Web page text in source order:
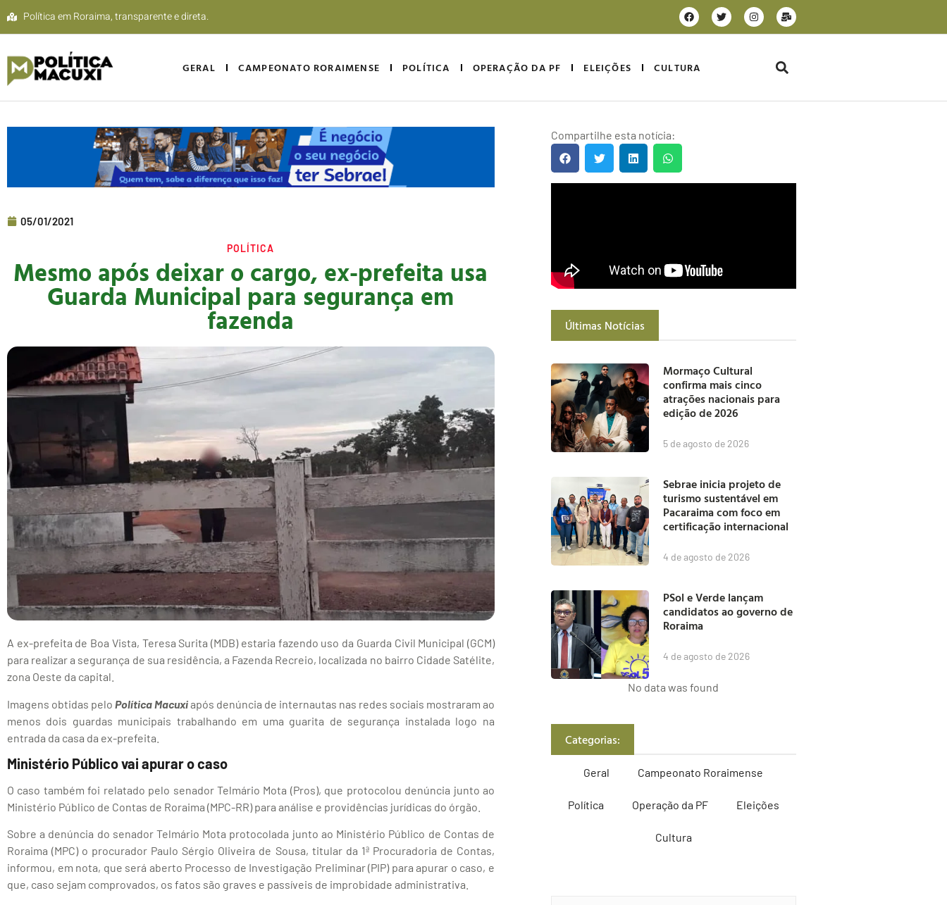
Política em Roraima, transparente e direta.
GERAL CAMPEONATO RORAIMENSE POLÍTICA OPERAÇÃO DA PF ELEIÇÕES CULTURA
05/01/2021
POLÍTICA
Mesmo após deixar o cargo, ex-prefeita usa
Guarda Municipal para segurança em
fazenda
A ex-prefeita de Boa Vista, Teresa Surita (MDB) estaria fazendo uso da Guarda Civil Municipal (GCM)
para realizar a segurança de sua residência, a Fazenda Recreio, localizada no bairro Cidade Satélite,
zona Oeste da capital.
Imagens obtidas pelo Política Macuxiapós denúncia de internautas nas redes sociais mostraram ao
menos dois guardas municipais trabalhando em uma guarita de segurança instalada logo na
entrada da casa da ex-prefeita.
Ministério Público vai apurar o caso
O caso também foi relatado pelo senador Telmário Mota (Pros), que protocolou denúncia junto ao
Ministério Público de Contas de Roraima (MPC-RR) para análise e providências jurídicas do órgão.
Sobre a denúncia do senador Telmário Mota protocolada junto ao Ministério Público de Contas de
Roraima (MPC) o procurador Paulo Sérgio Oliveira de Sousa, titular da 1ª Procuradoria de Contas,
informou, em nota, que será aberto Processo de Investigação Preliminar (PIP) para apurar o caso, e
que, caso sejam comprovados, os fatos são graves e passíveis de improbidade administrativa.
Compartilhe esta notícia:
Últimas Notícias
Mormaço Cultural
confirma mais cinco
atrações nacionais para
edição de 2026
5 de agosto de 2026
Sebrae inicia projeto de
turismo sustentável em
Pacaraima com foco em
certificação internacional
4 de agosto de 2026
PSol e Verde lançam
candidatos ao governo de
Roraima
4 de agosto de 2026
No data was found
Categorias:
Geral Campeonato Roraimense
Política Operação da PF Eleições
Cultura